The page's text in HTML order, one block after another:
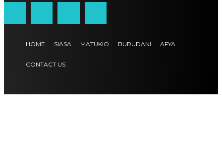
HOME SIASA MATUKIO BURUDANI AFYA
CONTACT US